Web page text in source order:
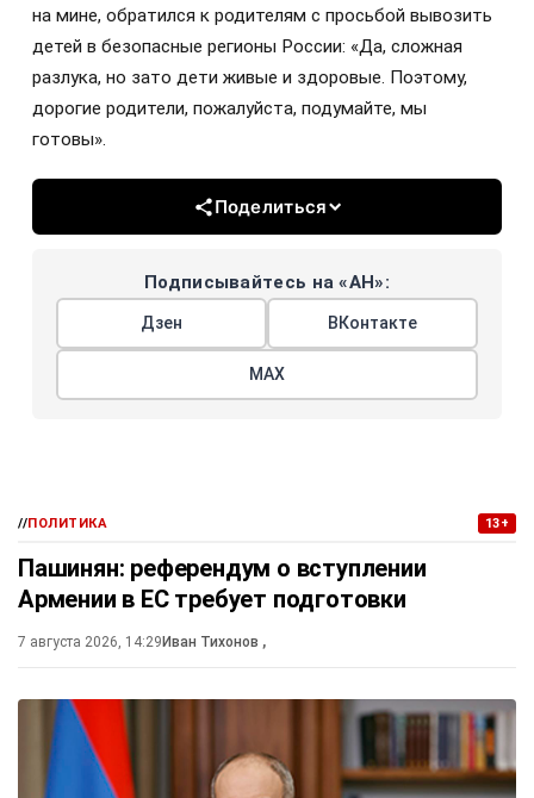
на мине, обратился к родителям с просьбой вывозить
детей в безопасные регионы России: «Да, сложная
разлука, но зато дети живые и здоровые. Поэтому,
дорогие родители, пожалуйста, подумайте, мы
готовы».
Поделиться
Подписывайтесь на «АН»:
Дзен ВКонтакте
МАХ
//ПОЛИТИКА 13+
Пашинян: референдум о вступлении
Армении в ЕС требует подготовки
7 августа 2026, 14:29 Иван Тихонов ,